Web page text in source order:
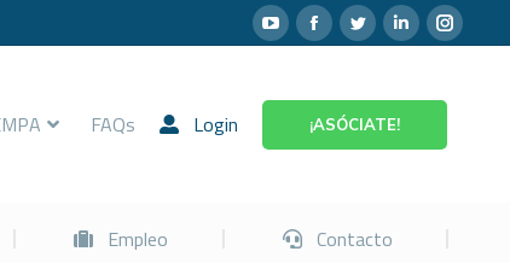
FAQs Login ¡ASÓCIATE!
Empleo Contacto
Empleo Contacto